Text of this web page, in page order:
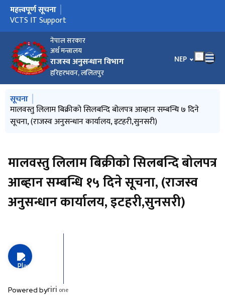
नेपाल सरकार
अर्थ मन्त्रालय
राजस्व अनुसन्धान विभाग
हरिहरभवन, ललितपुर
भाषा चयन गर्नुहोस्
NEP
मुख्य नेभिगेसनमा जानुहोस्
महत्त्वपूर्ण सूचना
VCTS IT Support
मुख्य नेभिगेसनमा जानुहोस्
सूचना
राजस्व अनुसन्धान विभागमार्फत राजस्व चुहावट सम्बन्धि कसुरमा
सम्मानित ललितपुर जिल्ला अदालत, लगनखेल, ललितपुर समक्ष अभियोग
मालवस्तु लिलाम बिक्रीको सिलबन्दि बोलपत्र आब्हान सम्बन्धि ७ दिने
सूचना, (राजस्व अनुसन्धान कार्यालय, इटहरी,सुनसरी)
मालवस्तु लिलाम बिक्रीको सिलबन्दि बोलपत्र आब्हान सम्बन्धि ७ दिने
सूचना, (राजस्व अनुसन्धान कार्यालय, इटहरी,सुनसरी)
हकदावी को १५ दिने सूचना (राजस्व अनुसन्धान कार्यालय, इटहरी,सुनसरी)
हकदावी को १५ दिने सूचना (राजस्व अनुसन्धान कार्यालय, इटहरी,सुनसरी)
मालवस्तु लिलाम बिक्रीको सिलबन्दि बोलपत्र
आब्हान सम्बन्धि १५ दिने सूचना, (राजस्व
अनुसन्धान कार्यालय, इटहरी,सुनसरी)
Powered byriri one